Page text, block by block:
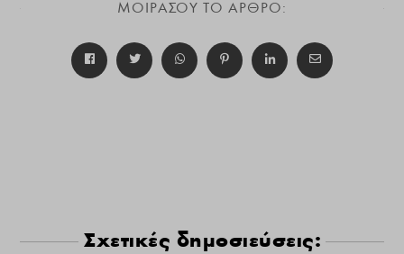
ΜΟΙΡΑΣΟΥ ΤΟ ΑΡΘΡΟ:
Σχετικές δημοσιεύσεις: